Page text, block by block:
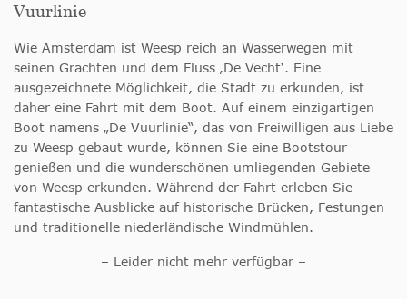
Vuurlinie
Wie Amsterdam ist Weesp reich an Wasserwegen mit
seinen Grachten und dem Fluss ‚De Vecht‘. Eine
ausgezeichnete Möglichkeit, die Stadt zu erkunden, ist
daher eine Fahrt mit dem Boot. Auf einem einzigartigen
Boot namens „De Vuurlinie“, das von Freiwilligen aus Liebe
zu Weesp gebaut wurde, können Sie eine Bootstour
genießen und die wunderschönen umliegenden Gebiete
von Weesp erkunden. Während der Fahrt erleben Sie
fantastische Ausblicke auf historische Brücken, Festungen
und traditionelle niederländische Windmühlen.
– Leider nicht mehr verfügbar –